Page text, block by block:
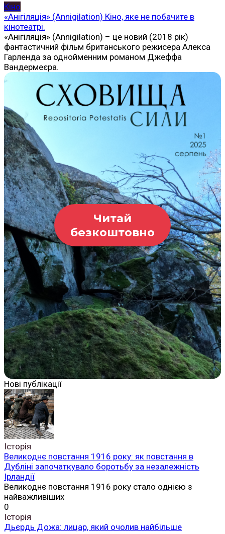
Кіно
«Анігіляція» (Annigilation) Кіно, яке не побачите в
кінотеатрі.
«Анігіляція» (Annigilation) – це новий (2018 рік)
фантастичний фільм британського режисера Алекса
Гарленда за однойменним романом Джеффа
Вандермеєра.
Читай
безкоштовно
Нові публікації
Історія
Великоднє повстання 1916 року: як повстання в
Дубліні започаткувало боротьбу за незалежність
Ірландії
Великоднє повстання 1916 року стало однією з
найважливіших
0
Історія
Дьєрдь Дожа: лицар, який очолив найбільше